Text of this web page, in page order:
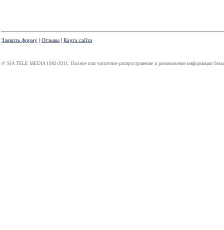
Заявить фирму | Отзывы | Карта сайта
© SIA TELE MEDIA 1992-2011. Полное или частичное распространение и размножение информации